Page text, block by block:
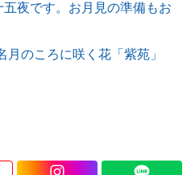
夜です。お月見の準備もお
月のころに咲く花「紫苑」